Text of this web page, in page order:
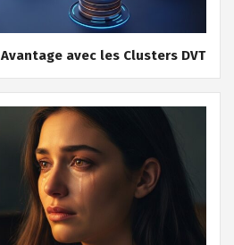
avec les Clusters DVT